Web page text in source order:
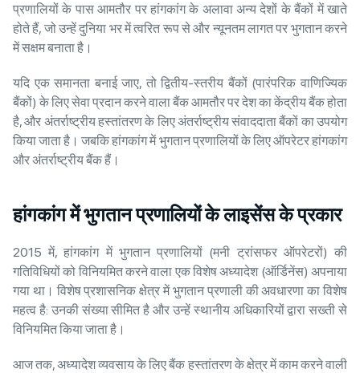
प्रणालियों के पास आमतौर पर हांगकांग के अलावा अन्य देशों के बैंकों में खाते
होते हैं, जो उन्हें दुनिया भर में त्वरित रूप से और न्यूनतम लागत पर भुगतान करने
में सक्षम बनाता है।
यदि एक समानता बनाई जाए, तो द्वितीय-स्तरीय बैंकों (पारंपरिक वाणिज्यिक
बैंकों) के लिए सेवा प्रदान करने वाला बैंक आमतौर पर देश का केंद्रीय बैंक होता
है, और अंतर्राष्ट्रीय हस्तांतरण के लिए अंतर्राष्ट्रीय संवाददाता बैंकों का उपयोग
किया जाता है। जबकि हांगकांग में भुगतान प्रणालियों के लिए ऑपरेटर हांगकांग
और अंतर्राष्ट्रीय बैंक हैं।
हांगकांग में भुगतान प्रणालियों के लाइसेंस के प्रकार
2015 में, हांगकांग में भुगतान प्रणालियों (मनी ट्रांसफर ऑपरेटरों) की
गतिविधियों को विनियमित करने वाला एक विशेष अध्यादेश (ऑर्डिनेंस) अपनाया
गया था। विशेष प्रशासनिक क्षेत्र में भुगतान प्रणाली की अवधारणा का विशेष
महत्व है: उनकी संख्या सीमित है और उन्हें स्थानीय अधिकारियों द्वारा सख्ती से
विनियमित किया जाता है।
आज तक, अध्यादेश व्यवसाय के लिए बैंक हस्तांतरण के क्षेत्र में काम करने वाली